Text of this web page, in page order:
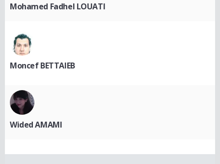
Mohamed Fadhel LOUATI
Moncef BETTAIEB
Wided AMAMI